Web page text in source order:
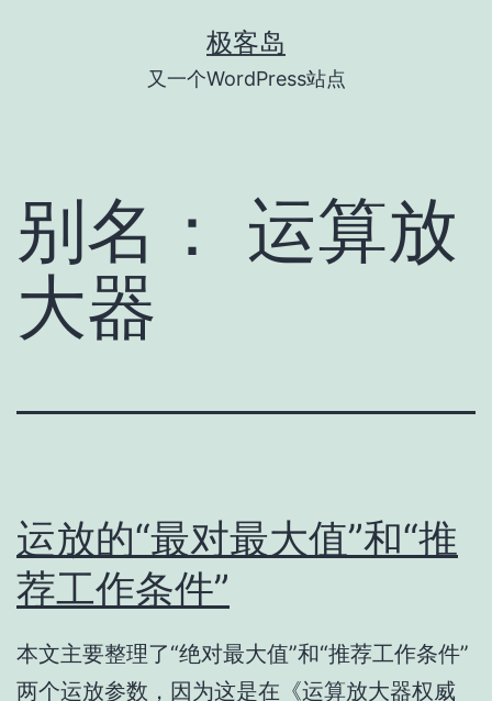
极客岛
又一个WordPress站点
别名： 运算放
大器
运放的“最对最大值”和“推
荐工作条件”
本文主要整理了“绝对最大值”和“推荐工作条件”
两个运放参数，因为这是在《运算放大器权威